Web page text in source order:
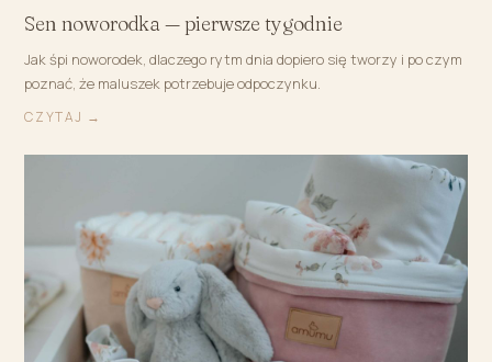
Sen noworodka — pierwsze tygodnie
Jak śpi noworodek, dlaczego rytm dnia dopiero się tworzy i po czym
poznać, że maluszek potrzebuje odpoczynku.
CZYTAJ →